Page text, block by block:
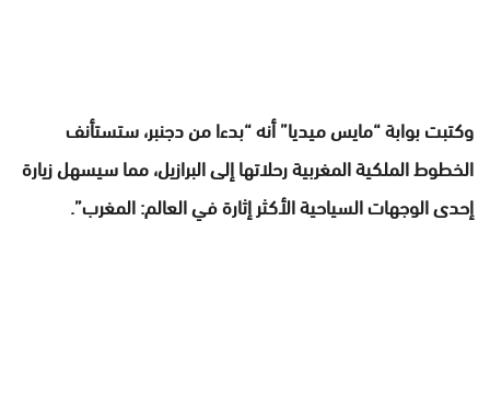
وكتبت بوابة “مايس ميديا” أنه “بدءا من دجنبر، ستستأنف
الخطوط الملكية المغربية رحلاتها إلى البرازيل، مما سيسهل زيارة
إحدى الوجهات السياحية الأكثر إثارة في العالم: المغرب”.